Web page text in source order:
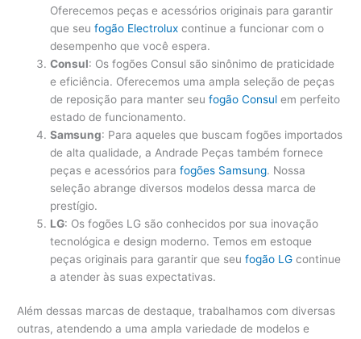
Oferecemos peças e acessórios originais para garantir
que seufogão Electrolux continue a funcionar com o
desempenho que você espera.
Consul: Os fogões Consul são sinônimo de praticidade
e eficiência. Oferecemos uma ampla seleção de peças
de reposição para manter seufogão Consul em perfeito
estado de funcionamento.
Samsung: Para aqueles que buscam fogões importados
de alta qualidade, a Andrade Peças também fornece
peças e acessórios parafogões Samsung. Nossa
seleção abrange diversos modelos dessa marca de
prestígio.
LG: Os fogões LG são conhecidos por sua inovação
tecnológica e design moderno. Temos em estoque
peças originais para garantir que seufogão LG continue
a atender às suas expectativas.
Além dessas marcas de destaque, trabalhamos com diversas
outras, atendendo a uma ampla variedade de modelos e